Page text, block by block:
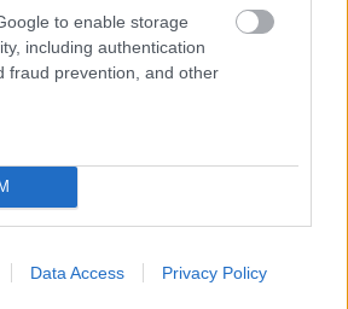
to enable storage
including authentication
fraud prevention, and other
Data Access Privacy Policy
αυτοί είναι οι μ***ες» –
με τον